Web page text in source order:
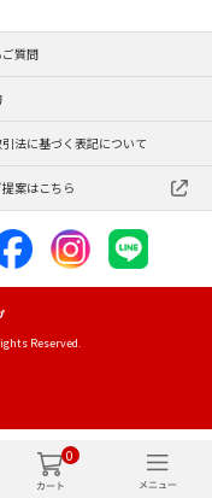
0
質問
法に基づく表記について
案はこちら
Reserved.